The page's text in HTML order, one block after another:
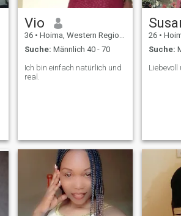
Vio
36 • Hoima, Western Region, Uganda
Suche: Männlich 40 - 70
Ich bin einfach natürlich und
real.
26 •
Suche: